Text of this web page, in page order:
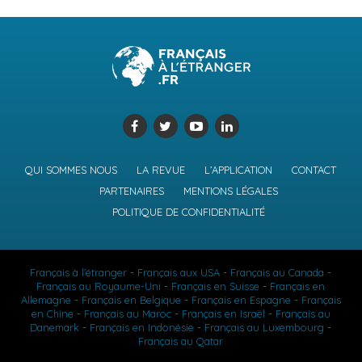
QUI SOMMES NOUS LA REVUE L’APPLICATION
CONTACT
PARTENAIRES
MENTIONS LÉGALES
POLITIQUE DE CONFIDENTIALITÉ
Français à l'étranger - Français aux USA - Français au Canada -
Français au Royaume-Uni - Français en Suisse - Français en
Allemagne - Français en Belgique - Français en Espagne - Français
en Chine - Français au Maroc- Français en Israël - Français au
Danemark - Français en Indonésie - Français au Luxembourg -
Français au Qatar